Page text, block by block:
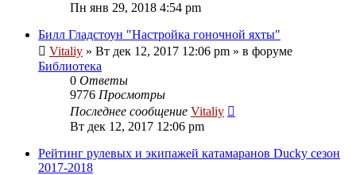
Пн янв 29, 2018 4:54 pm
Билл Гладстоун "Настройка гоночной яхты"
Vitaliy » Вт дек 12, 2017 12:06 pm » в форуме
Библиотека
0 Ответы
9776 Просмотры
Последнее сообщение Vitaliy
Вт дек 12, 2017 12:06 pm
Рейтинг рулевых и экипажей катамаранов Ducky сезон
2017-2018